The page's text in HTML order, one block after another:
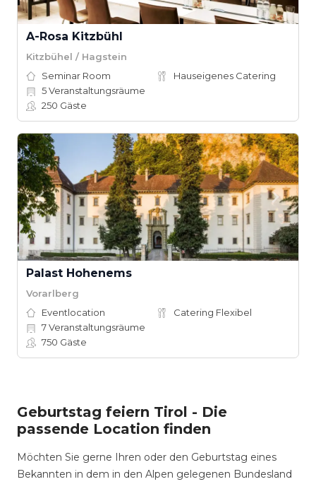
A-Rosa Kitzbühl
Kitzbühel / Hagstein
Seminar Room
Hauseigenes Catering
5Veranstaltungsräume
250 Gäste
Palast Hohenems
Vorarlberg
Eventlocation
Catering Flexibel
7Veranstaltungsräume
750 Gäste
Geburtstag feiern Tirol - Die
passende Location finden
Möchten Sie gerne Ihren oder den Geburtstag eines
Bekannten in dem in den Alpen gelegenen Bundesland